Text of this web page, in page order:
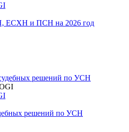
ЕСХН и ПСН на 2026 год
решений по УСН